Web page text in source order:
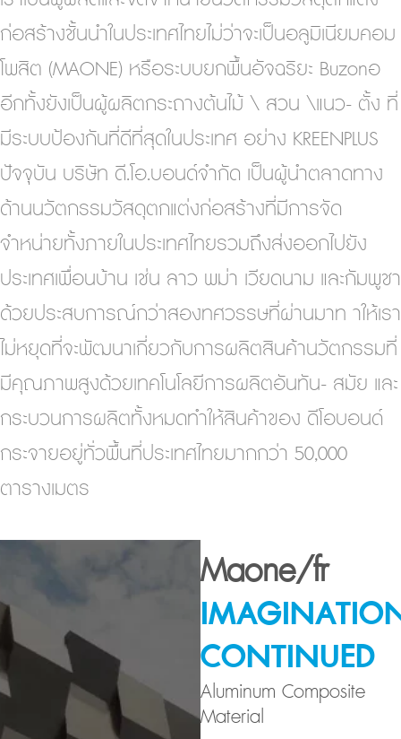
ก่อสร้างชั้นนำในประเทศไทยไม่ว่าจะเป็นอลูมิเนียมคอม
โพสิต (MAONE) หรือระบบยกพื้นอัจฉริยะ Buzonอ
อีกทั้งยังเป็นผู้ผลิตกระถางต้นไม้ \ สวน \แนว- ตั้ง ที่
มีระบบป้องกันที่ดีที่สุดในประเทศ อย่าง KREENPLUS
ปัจจุบัน บริษัท ดี.โอ.บอนด์จำกัด เป็นผู้นำตลาดทาง
ด้านนวัตกรรมวัสดุตกแต่งก่อสร้างที่มีการจัด
จำหน่ายทั้งภายในประเทศไทยรวมถึงส่งออกไปยัง
ประเทศเพื่อนบ้าน เช่น ลาว พม่า เวียดนาม และกัมพูชา
ด้วยประสบการณ์กว่าสองทศวรรษที่ผ่านมาท าให้เรา
ไม่หยุดที่จะพัฒนาเกี่ยวกับการผลิตสินค้านวัตกรรมที่
มีคุณภาพสูงด้วยเทคโนโลยีการผลิตอันทัน- สมัย และ
กระบวนการผลิตทั้งหมดทำให้สินค้าของ ดีโอบอนด์
กระจายอยู่ทั่วพื้นที่ประเทศไทยมากกว่า 50,000
ตารางเมตร
Maone/fr
CONTINUED
Aluminum Composite
Material